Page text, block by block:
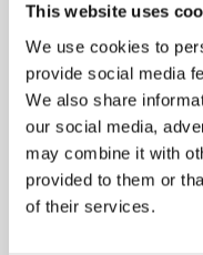
This website uses
We use cookies to
provide social media
We also share
our social media,
may combine it with
provided to them or
of their services.
Do not
formula